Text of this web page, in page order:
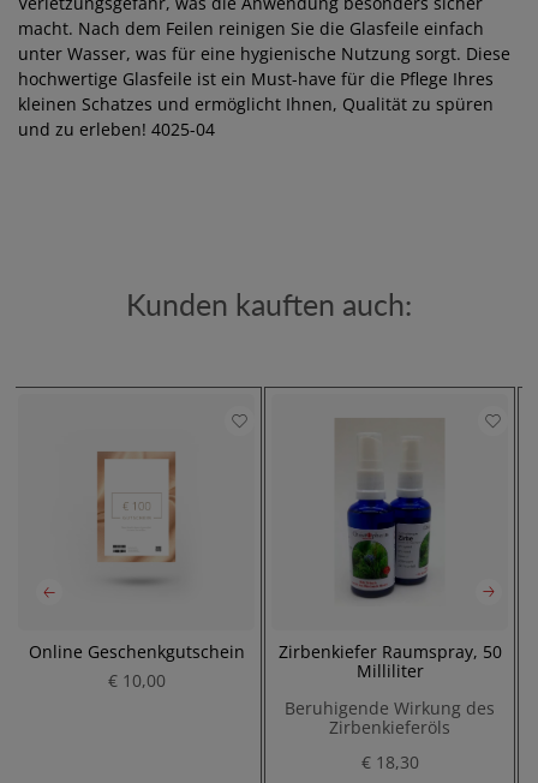
macht. Nach dem Feilen reinigen Sie die Glasfeile einfach
unter Wasser, was für eine hygienische Nutzung sorgt. Diese
hochwertige Glasfeile ist ein Must-have für die Pflege Ihres
kleinen Schatzes und ermöglicht Ihnen, Qualität zu spüren
und zu erleben! 4025-04
Kunden kauften auch:
Online Geschenkgutschein
€ 10,00
Zirbenkiefer Raumspray, 50
Milliliter
Beruhigende Wirkung des
Zirbenkieferöls
€ 18,30